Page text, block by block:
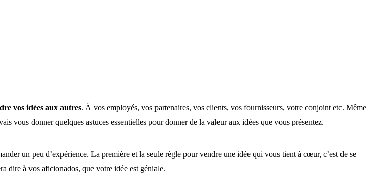
vos idées aux autres. À vos employés, vos partenaires, vos clients, vos fournisseurs, votre conjoint etc. Même
vous donner quelques astuces essentielles pour donner de la valeur aux idées que vous présentez.
un peu d’expérience. La première et la seule règle pour vendre une idée qui vous tient à cœur, c’est de se
dire à vos aficionados, que votre idée est géniale.